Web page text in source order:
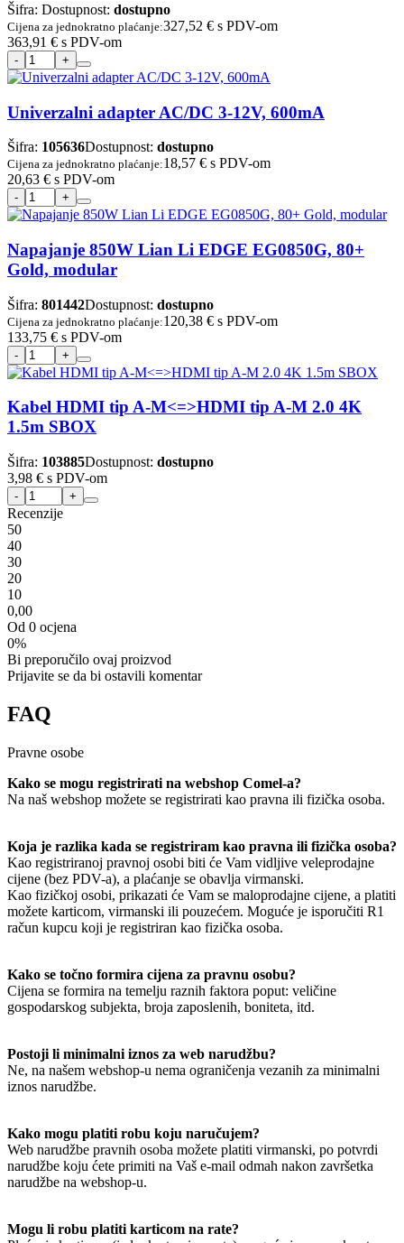
Šifra: Dostupnost: dostupno
Cijena za jednokratno plaćanje:327,52 € s PDV-om
363,91 € s PDV-om
Univerzalni adapter AC/DC 3-12V, 600mA
Šifra: 105636Dostupnost: dostupno
Cijena za jednokratno plaćanje:18,57 € s PDV-om
20,63 € s PDV-om
Napajanje 850W Lian Li EDGE EG0850G, 80+
Gold, modular
Šifra: 801442Dostupnost: dostupno
Cijena za jednokratno plaćanje:120,38 € s PDV-om
133,75 € s PDV-om
Kabel HDMI tip A-M<=>HDMI tip A-M 2.0 4K
1.5m SBOX
Šifra: 103885Dostupnost: dostupno
3,98 € s PDV-om
Recenzije
50
40
30
20
10
0,00
Od 0 ocjena
0%
Bi preporučilo ovaj proizvod
Prijavite se da bi ostavili komentar
FAQ
Pravne osobe
Kako se mogu registrirati na webshop Comel-a?
Na naš webshop možete se registrirati kao pravna ili fizička osoba.
Koja je razlika kada se registriram kao pravna ili fizička osoba?
Kao registriranoj pravnoj osobi biti će Vam vidljive veleprodajne
cijene (bez PDV-a), a plaćanje se obavlja virmanski.
Kao fizičkoj osobi, prikazati će Vam se maloprodajne cijene, a platiti
možete karticom, virmanski ili pouzećem. Moguće je isporučiti R1
račun kupcu koji je registriran kao fizička osoba.
Kako se točno formira cijena za pravnu osobu?
Cijena se formira na temelju raznih faktora poput: veličine
gospodarskog subjekta, broja zaposlenih, boniteta, itd.
Postoji li minimalni iznos za web narudžbu?
Ne, na našem webshop-u nema ograničenja vezanih za minimalni
iznos narudžbe.
Kako mogu platiti robu koju naručujem?
Web narudžbe pravnih osoba možete platiti virmanski, po potvrdi
narudžbe koju ćete primiti na Vaš e-mail odmah nakon završetka
narudžbe na webshop-u.
Mogu li robu platiti karticom na rate?